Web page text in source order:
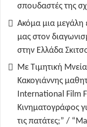
σπουδαστές της
Ακόμα μια μεγάλη
μας στον
στην Ελλάδα
Με Τιμητική
Κακογιάννης
International Film
Κινηματογράφος
τις πατάτες;” /